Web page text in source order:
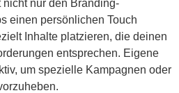
nur den Branding-
einen persönlichen Touch
Inhalte platzieren, die deinen
entsprechen. Eigene
um spezielle Kampagnen oder